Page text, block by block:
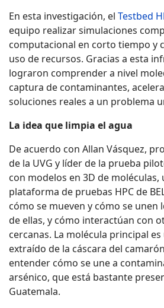
En esta investigación, el Testbed
equipo realizar simulaciones
computacional en corto tiempo y
uso de recursos. Gracias a esta
lograron comprender a nivel
captura de contaminantes,
soluciones reales a un problema
La idea que limpia el agua
De acuerdo con Allan Vásquez,
de la UVG y líder de la prueba
con modelos en 3D de moléculas,
plataforma de pruebas HPC de
cómo se mueven y cómo se
de ellas, y cómo interactúan con
cercanas. La molécula principal
extraído de la cáscara del
entender cómo se une a
arsénico, que está bastante
Guatemala.